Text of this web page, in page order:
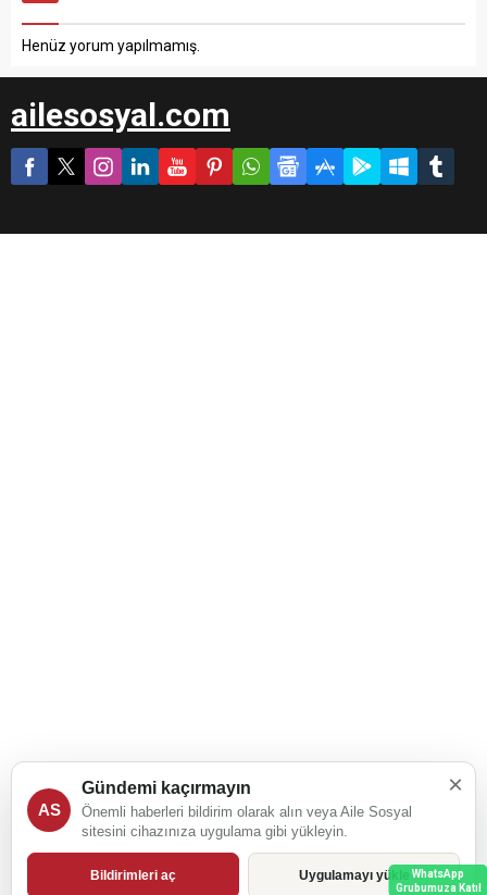
WhatsApp
Grubumuza Katıl
Henüz yorum yapılmamış.
ailesosyal.com
×
AS
Gündemi kaçırmayın
Önemli haberleri bildirim olarak alın veya Aile Sosyal
sitesini cihazınıza uygulama gibi yükleyin.
Bildirimleri aç Uygulamayı yükle